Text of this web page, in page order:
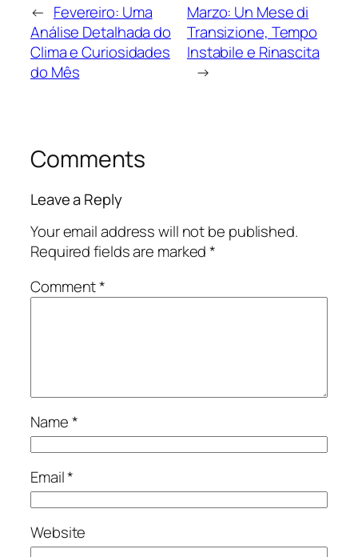
← Fevereiro: Uma
Análise Detalhada do
Clima e Curiosidades
do Mês
Marzo: Un Mese di
Transizione, Tempo
Instabile e Rinascita
→
Comments
Leave a Reply
Your email address will not be published.
Required fields are marked*
Comment*
Name*
Email*
Website